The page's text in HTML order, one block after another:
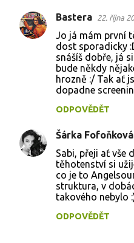
n
t
Bastera 22. října
Jo já mám první
dost sporadicky
snášíš dobře, já
bude někdy
hrozně :/ Tak ať
dopadne
ODPOVĚDĚT
Šárka Fofoňková
Sabi, přeji ať vše
těhotenství si
co je to
struktura, v
takového nebylo
ODPOVĚDĚT